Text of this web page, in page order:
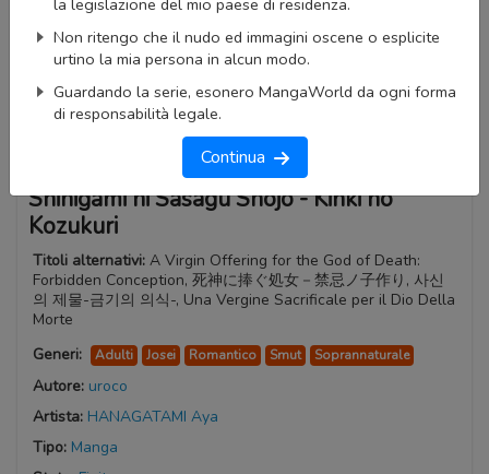
la legislazione del mio paese di residenza.
Non ritengo che il nudo ed immagini oscene o esplicite
urtino la mia persona in alcun modo.
Guardando la serie, esonero MangaWorld da ogni forma
di responsabilità legale.
Continua
Shinigami ni Sasagu Shojo - Kinki no
Kozukuri
Titoli alternativi: A Virgin Offering for the God of Death:
Forbidden Conception, 死神に捧ぐ処女－禁忌ノ子作り, 사신
의 제물-금기의 의식-, Una Vergine Sacrificale per il Dio Della
Morte
Generi:
Adulti Josei Romantico Smut Soprannaturale
Autore: uroco
Artista: HANAGATAMI Aya
Tipo: Manga